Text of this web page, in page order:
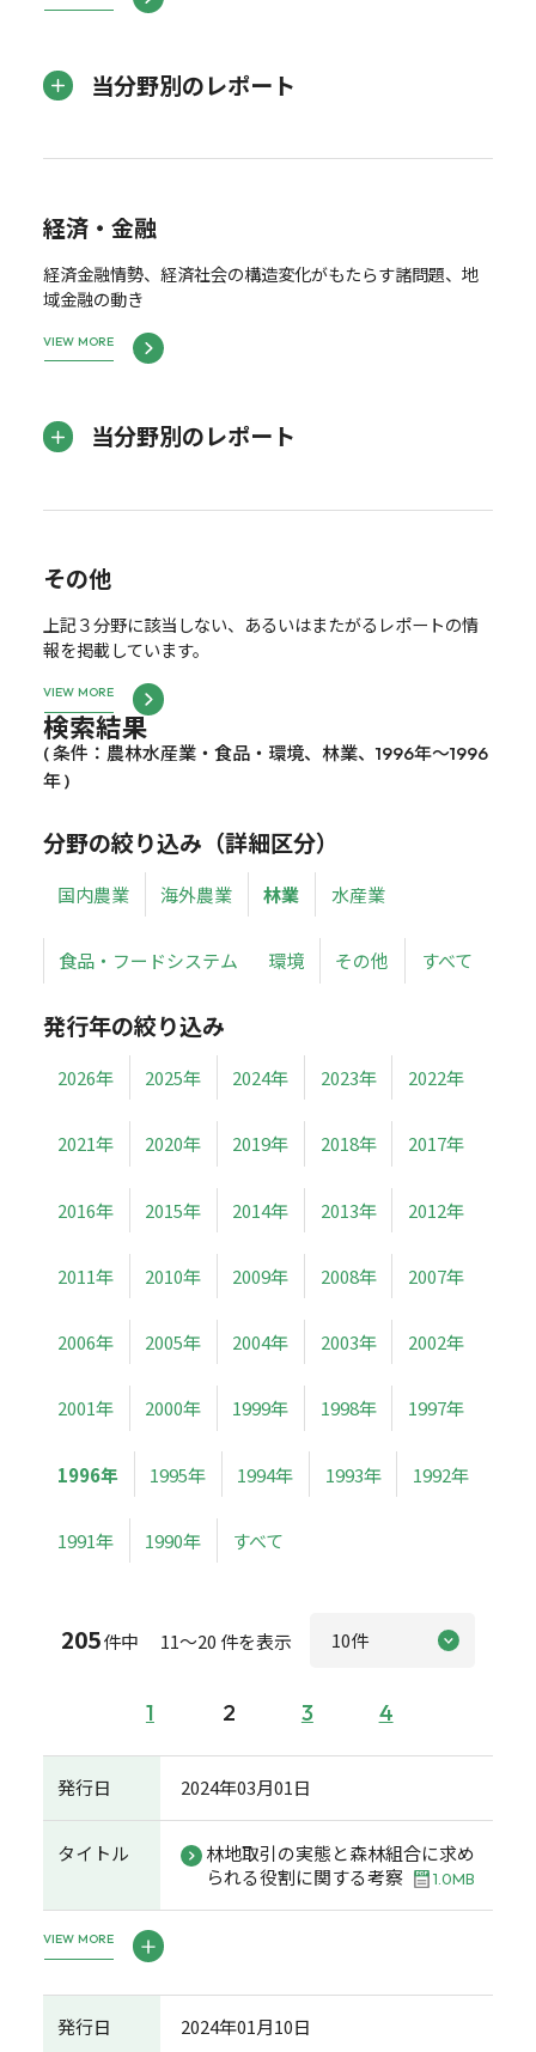
当分野別のレポート
経済・金融
経済金融情勢、経済社会の構造変化がもたらす諸問題、地
域金融の動き
VIEW MORE
当分野別のレポート
その他
上記３分野に該当しない、あるいはまたがるレポートの情
報を掲載しています。
VIEW MORE
検索結果
( 条件：農林水産業・食品・環境、林業、1996年～1996
年 )
分野の絞り込み（詳細区分）
国内農業 海外農業 林業 水産業
食品・フードシステム 環境 その他 すべて
発行年の絞り込み
2026年 2025年 2024年 2023年 2022年
2021年 2020年 2019年 2018年 2017年
2016年 2015年 2014年 2013年 2012年
2011年 2010年 2009年 2008年 2007年
2006年 2005年 2004年 2003年 2002年
2001年 2000年 1999年 1998年 1997年
1996年 1995年 1994年 1993年 1992年
1991年 1990年 すべて
205件中 11～20 件を表示
1 2 3 4
発行日 2024年03月01日
タイトル
林地取引の実態と森林組合に求め
られる役割に関する考察
1.0MB
VIEW MORE
発行日 2024年01月10日